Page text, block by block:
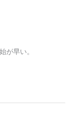
が早い。